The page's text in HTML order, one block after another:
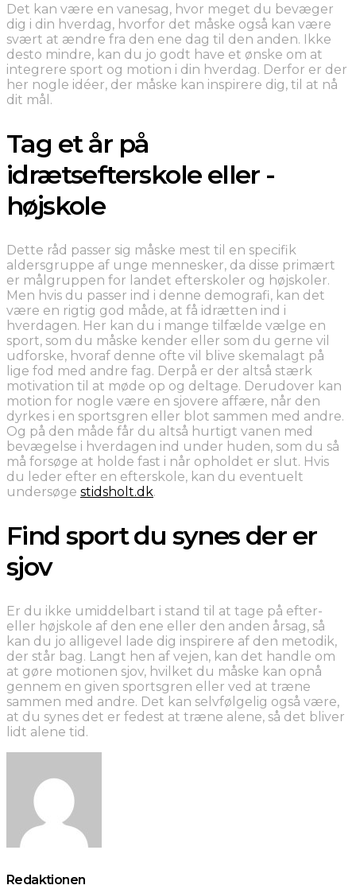
Det kan være en vanesag, hvor meget du bevæger
dig i din hverdag, hvorfor det måske også kan være
svært at ændre fra den ene dag til den anden. Ikke
desto mindre, kan du jo godt have et ønske om at
integrere sport og motion i din hverdag. Derfor er der
her nogle idéer, der måske kan inspirere dig, til at nå
dit mål.
Tag et år på
idrætsefterskole eller -
højskole
Dette råd passer sig måske mest til en specifik
aldersgruppe af unge mennesker, da disse primært
er målgruppen for landet efterskoler og højskoler.
Men hvis du passer ind i denne demografi, kan det
være en rigtig god måde, at få idrætten ind i
hverdagen. Her kan du i mange tilfælde vælge en
sport, som du måske kender eller som du gerne vil
udforske, hvoraf denne ofte vil blive skemalagt på
lige fod med andre fag. Derpå er der altså stærk
motivation til at møde op og deltage. Derudover kan
motion for nogle være en sjovere affære, når den
dyrkes i en sportsgren eller blot sammen med andre.
Og på den måde får du altså hurtigt vanen med
bevægelse i hverdagen ind under huden, som du så
må forsøge at holde fast i når opholdet er slut. Hvis
du leder efter en efterskole, kan du eventuelt
undersøge stidsholt.dk.
Find sport du synes der er
sjov
Er du ikke umiddelbart i stand til at tage på efter-
eller højskole af den ene eller den anden årsag, så
kan du jo alligevel lade dig inspirere af den metodik,
der står bag. Langt hen af vejen, kan det handle om
at gøre motionen sjov, hvilket du måske kan opnå
gennem en given sportsgren eller ved at træne
sammen med andre. Det kan selvfølgelig også være,
at du synes det er fedest at træne alene, så det bliver
lidt alene tid.
Redaktionen